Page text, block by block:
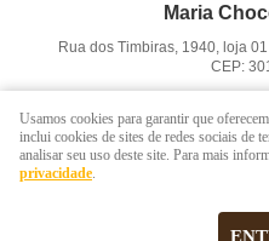
Maria
Rua dos Timbiras, 1940, loja 01
CEP:
LOJA VIRTUAL CRIADA POR
Usamos cookies para garantir que
inclui cookies de sites de redes sociais de
analisar seu uso deste site. Para mais
privacidade.